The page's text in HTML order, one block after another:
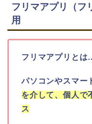
フリマアプリ（フ
用
フリマアプリとは
パソコンやスマー
を介して、個人で
ス